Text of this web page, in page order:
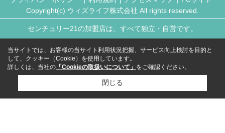
Copyright(c) ウィズライフ株式会社 All rights reserved.
センチュリー21の加盟店は、すべて独立・自営です。
当サイトでは、お客様の当サイト利用状況把握、サービス向上検討を目的と
して、クッキー（Cookie）を使用しています。
詳しくは、当社の 「Cookieの取扱いについて」 をご確認ください。
閉じる